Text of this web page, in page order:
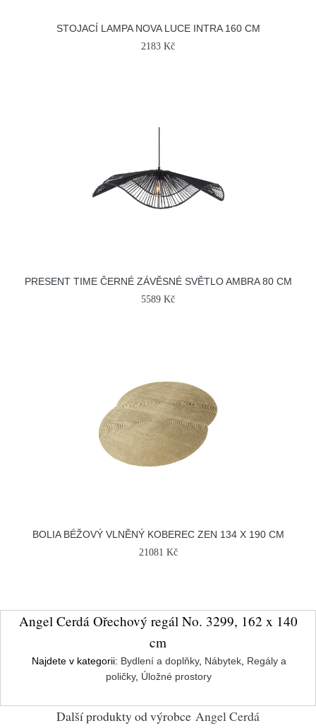
STOJACÍ LAMPA NOVA LUCE INTRA 160 CM
2183 Kč
PRESENT TIME ČERNÉ ZÁVĚSNÉ SVĚTLO AMBRA 80 CM
5589 Kč
BOLIA BÉŽOVÝ VLNĚNÝ KOBEREC ZEN 134 X 190 CM
21081 Kč
Angel Cerdá Ořechový regál No. 3299, 162 x 140
cm
Najdete v kategorii: Bydlení a doplňky, Nábytek, Regály a
poličky, Úložné prostory
Další produkty od výrobce Angel Cerdá